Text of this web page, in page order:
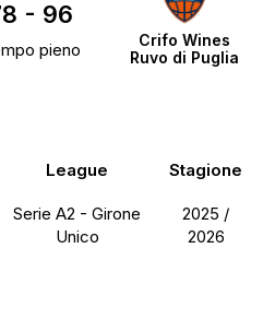
Crifo Wines
Ruvo di Puglia
- 96
pieno
League Stagione
Serie A2 - Girone
Unico
2025 /
2026